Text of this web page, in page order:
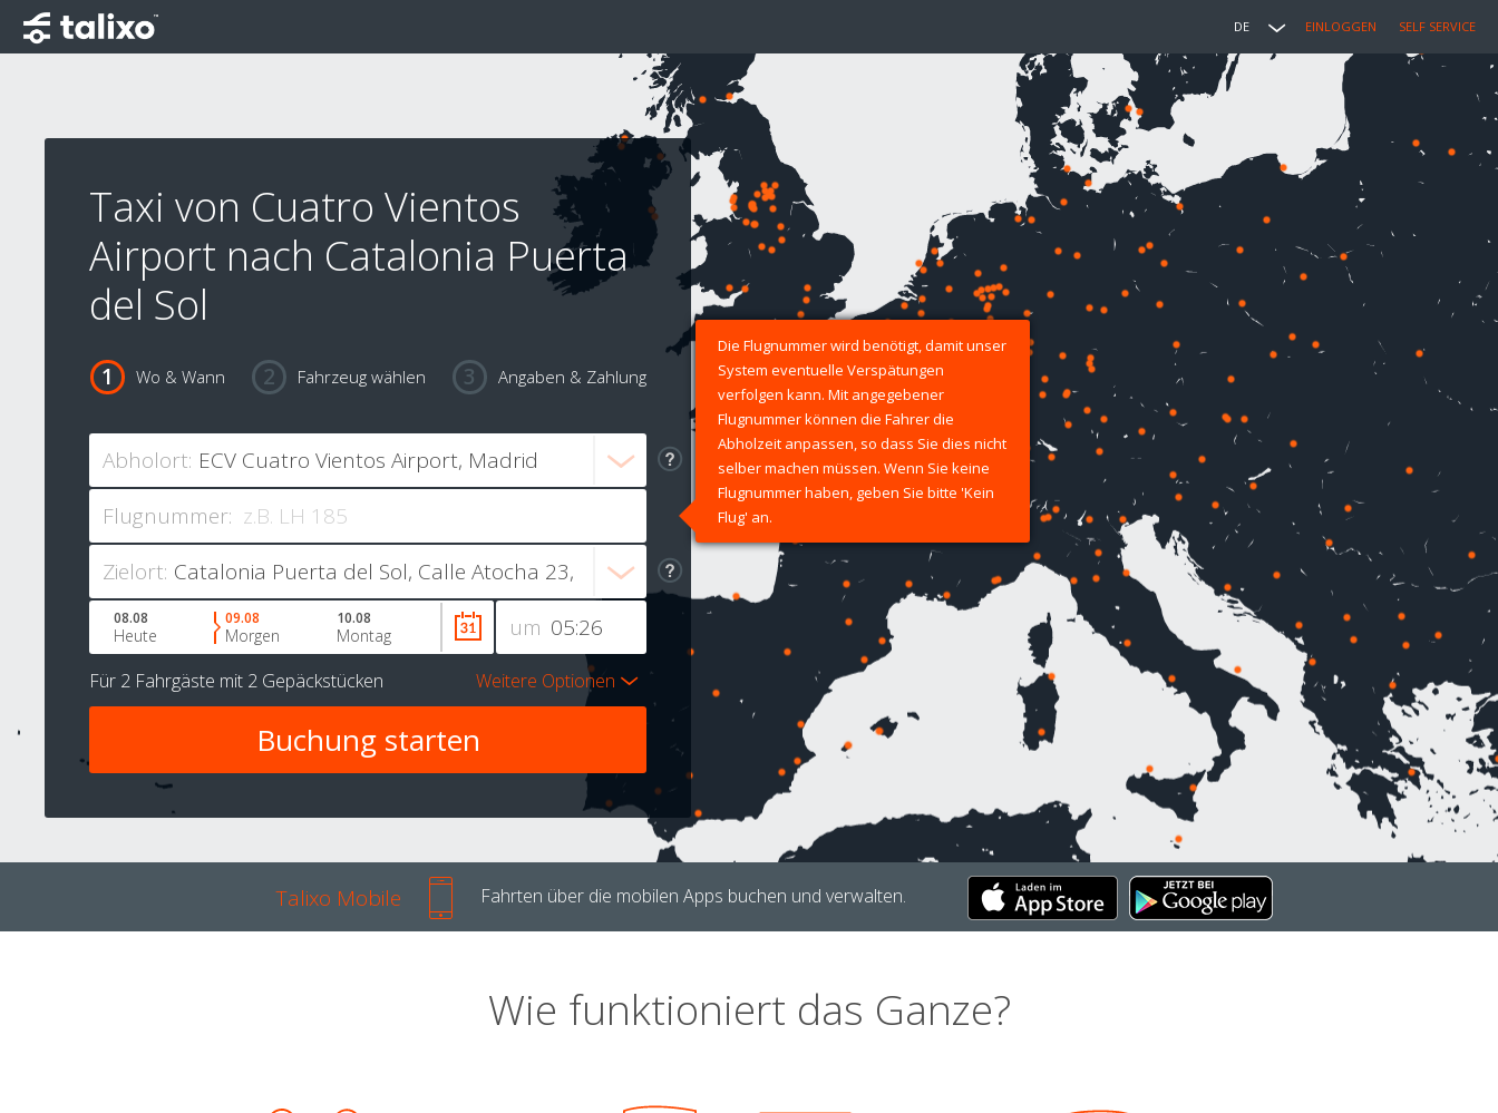
DE EINLOGGEN SELF SERVICE
Taxi von Cuatro Vientos
Airport nach Catalonia Puerta
del Sol
Wo & Wann Fahrzeug wählen Angaben & Zahlung
Abholort:
Flugnummer:
Die Flugnummer wird benötigt, damit unser
System eventuelle Verspätungen
verfolgen kann. Mit angegebener
Flugnummer können die Fahrer die
Abholzeit anpassen, so dass Sie dies nicht
selber machen müssen. Wenn Sie keine
Flugnummer haben, geben Sie bitte 'Kein
Flug' an.
Zielort:
um
08.08
Heute
09.08
Morgen
10.08
Montag
Für 2 Fahrgäste mit 2 Gepäckstücken Weitere Optionen
Talixo Mobile Fahrten über die mobilen Apps buchen und verwalten.
Wie funktioniert das Ganze?